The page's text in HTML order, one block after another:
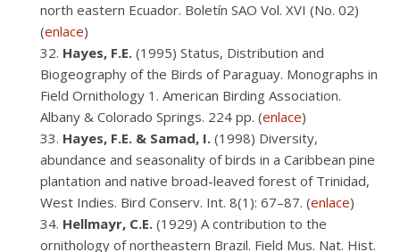
north eastern Ecuador. Boletín SAO Vol. XVI (No. 02)
(enlace)
Hayes, F.E. (1995) Status, Distribution and
Biogeography of the Birds of Paraguay. Monographs in
Field Ornithology 1. American Birding Association.
Albany & Colorado Springs. 224 pp. (enlace)
Hayes, F.E. & Samad, I. (1998) Diversity,
abundance and seasonality of birds in a Caribbean pine
plantation and native broad-leaved forest of Trinidad,
West Indies. Bird Conserv. Int. 8(1): 67–87. (enlace)
Hellmayr, C.E. (1929) A contribution to the
ornithology of northeastern Brazil. Field Mus. Nat. Hist.